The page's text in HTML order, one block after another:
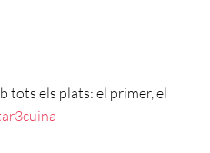
tots els plats: el primer, el